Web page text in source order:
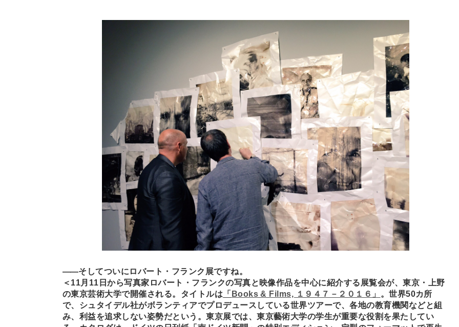
――そしてついにロバート・フランク展ですね。
＜11月11日から写真家ロバート・フランクの写真と映像作品を中心に紹介する展覧会が、東京・上野
の東京芸術大学で開催される。タイトルは 「 Books & Films, １９４７－２０１６」 。世界50カ所
で、シュタイデル社がボランティアでプロデュースしている世界ツアーで、各地の教育機関などと組
み、利益を追求しない姿勢だという。東京展では、東京藝術大学の学生が重要な役割を果たしてい